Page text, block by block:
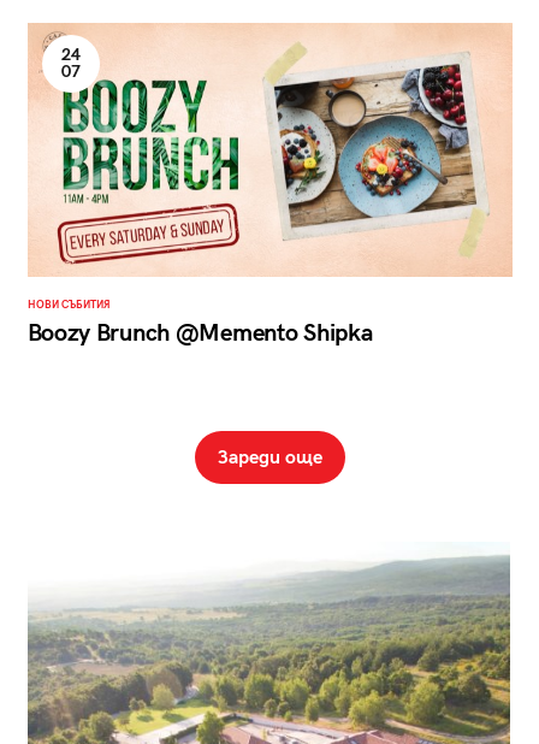
24
07
НОВИ СЪБИТИЯ
Boozy Brunch @Memento Shipka
Зареди още